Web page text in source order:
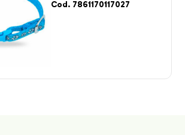
Cod. 7861170117027